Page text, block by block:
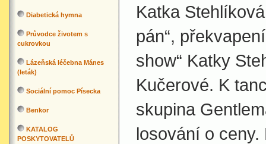
Diabetická hymna
Průvodce životem s
cukrovkou
Lázeňská léčebna Mánes
(leták)
Sociální pomoc Písecka
Benkor
KATALOG
POSKYTOVATELŮ
Katka
pán“,
show“ Katky
Kučerové. K
skupina
losování o